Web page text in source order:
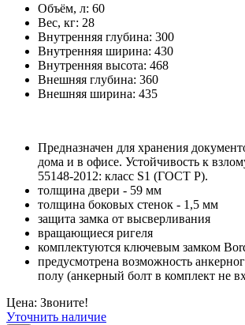
Объём, л: 60
Вес, кг: 28
Внутренняя глубина: 300
Внутренняя ширина: 430
Внутренняя высота: 468
Внешняя глубина: 360
Внешняя ширина: 435
Предназначен для хранения
дома и в офисе. Устойчивость к
55148-2012: класс S1 (ГОСТ Р).
толщина двери - 59 мм
толщина боковых стенок - 1,5 мм
защита замка от высверливания
вращающиеся ригеля
комплектуются ключевым замком
предусмотрена возможность
полу (анкерный болт в комплект не
Цена: Звоните!
Уточнить наличие